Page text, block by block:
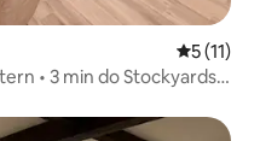
Średnia
5 (11)
• 3 min do Stockyards,